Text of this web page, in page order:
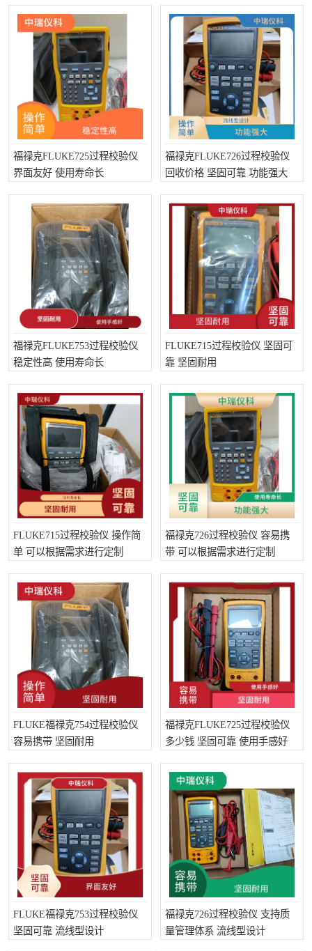
福禄克FLUKE725过程校验仪
界面友好 使用寿命长
福禄克FLUKE726过程校验仪
回收价格 坚固可靠 功能强大
福禄克FLUKE753过程校验仪
稳定性高 使用寿命长
FLUKE715过程校验仪 坚固可
靠 坚固耐用
FLUKE715过程校验仪 操作简
单 可以根据需求进行定制
福禄克726过程校验仪 容易携
带 可以根据需求进行定制
FLUKE福禄克754过程校验仪
容易携带 坚固耐用
福禄克FLUKE725过程校验仪
多少钱 坚固可靠 使用手感好
FLUKE福禄克753过程校验仪
坚固可靠 流线型设计
福禄克726过程校验仪 支持质
量管理体系 流线型设计